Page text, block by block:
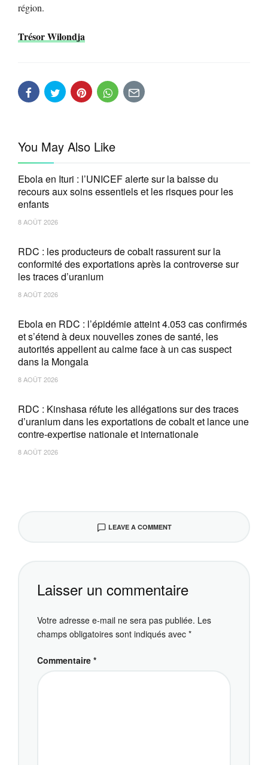
région.
Trésor Wilondja
You May Also Like
Ebola en Ituri : l’UNICEF alerte sur la baisse du
recours aux soins essentiels et les risques pour les
enfants
8 AOÛT 2026
RDC : les producteurs de cobalt rassurent sur la
conformité des exportations après la controverse sur
les traces d’uranium
8 AOÛT 2026
Ebola en RDC : l’épidémie atteint 4.053 cas confirmés
et s’étend à deux nouvelles zones de santé, les
autorités appellent au calme face à un cas suspect
dans la Mongala
8 AOÛT 2026
RDC : Kinshasa réfute les allégations sur des traces
d’uranium dans les exportations de cobalt et lance une
contre-expertise nationale et internationale
8 AOÛT 2026
LEAVE A COMMENT
Laisser un commentaire
Votre adresse e-mail ne sera pas publiée. Les
champs obligatoires sont indiqués avec *
Commentaire *